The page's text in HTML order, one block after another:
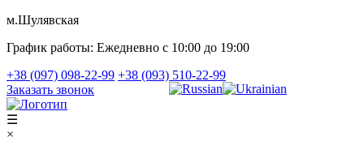
м.Шулявская
График работы: Ежедневно с 10:00 до 19:00
+38 (097) 098-22-99 +38 (093) 510-22-99
Заказать звонок
☰
×